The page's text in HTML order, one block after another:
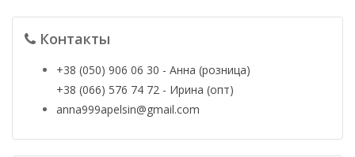
Контакты
+38 (050) 906 06 30 - Анна (розница)
+38 (066) 576 74 72 - Ирина (опт)
anna999apelsin@gmail.com